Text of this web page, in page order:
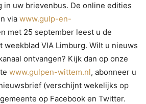
in uw brievenbus. De online edities
via www.gulp-en-
met 25 september leest u de
weekblad VIA Limburg. Wilt u nieuws
ontvangen? Kijk dan op onze
www.gulpen-wittem.nl, abonneer u
(verschijnt wekelijks op
op Facebook en Twitter.